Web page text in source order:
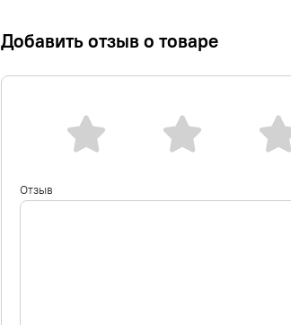
Добавить отзыв о товаре
Отзыв